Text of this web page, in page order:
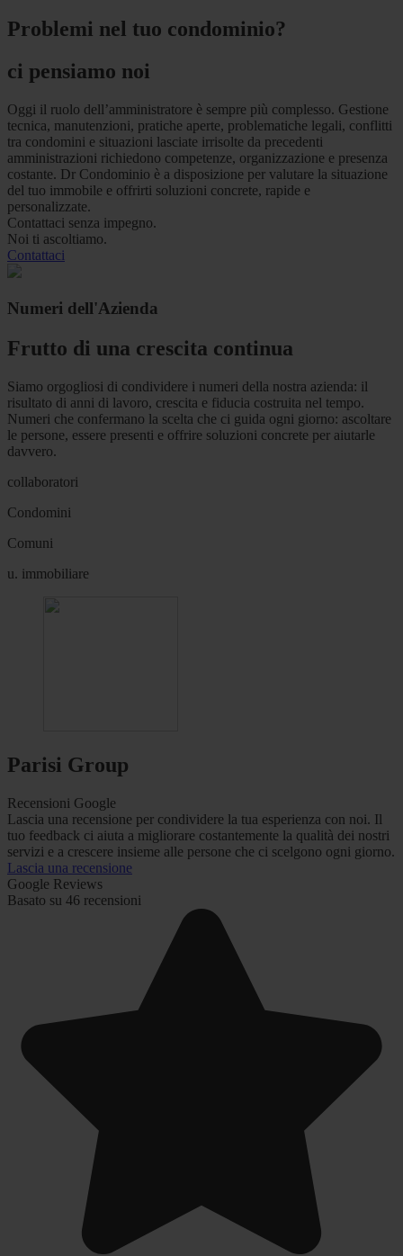
Problemi nel tuo condominio?
ci pensiamo noi
Oggi il ruolo dell’amministratore è sempre più complesso. Gestione
tecnica, manutenzioni, pratiche aperte, problematiche legali, conflitti
tra condomini e situazioni lasciate irrisolte da precedenti
amministrazioni richiedono competenze, organizzazione e presenza
costante. Dr Condominio è a disposizione per valutare la situazione
del tuo immobile e offrirti soluzioni concrete, rapide e
personalizzate.
Contattaci senza impegno.
Noi ti ascoltiamo.
Contattaci
Numeri dell'Azienda
Frutto di una crescita continua
Siamo orgogliosi di condividere i numeri della nostra azienda: il
risultato di anni di lavoro, crescita e fiducia costruita nel tempo.
Numeri che confermano la scelta che ci guida ogni giorno: ascoltare
le persone, essere presenti e offrire soluzioni concrete per aiutarle
davvero.
collaboratori
Condomini
Comuni
u. immobiliare
Parisi Group
Recensioni Google
Lascia una recensione per condividere la tua esperienza con noi. Il
tuo feedback ci aiuta a migliorare costantemente la qualità dei nostri
servizi e a crescere insieme alle persone che ci scelgono ogni giorno.
Lascia una recensione
Google Reviews
Basato su 46 recensioni